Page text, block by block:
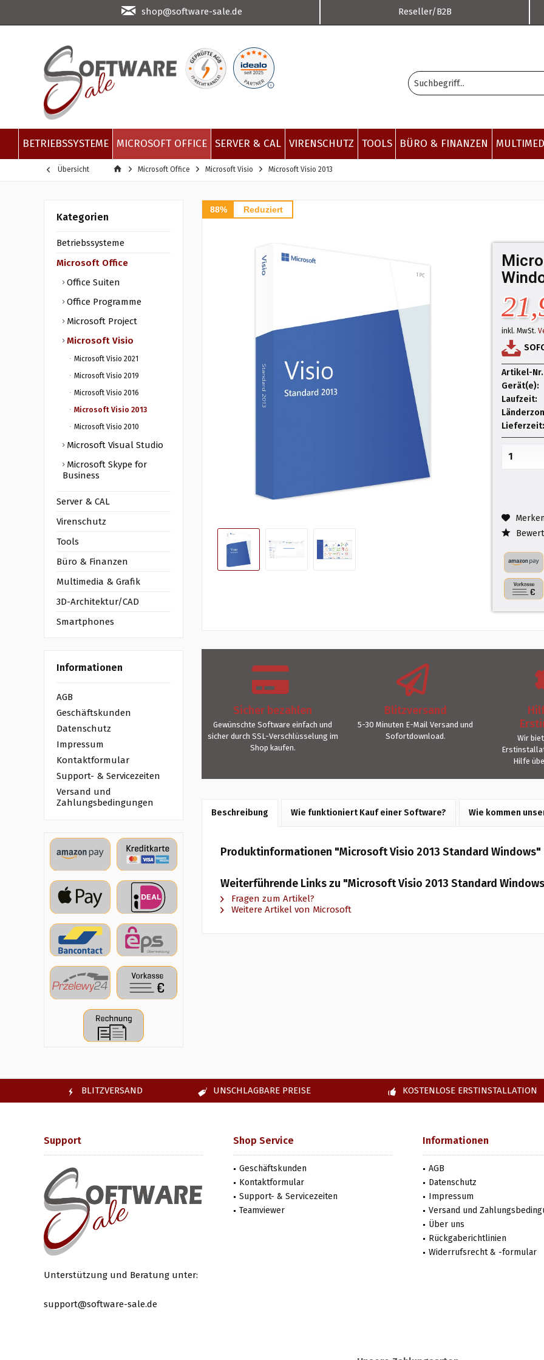
shop@software-sale.de Reseller/B2B
BETRIEBSSYSTEME MICROSOFT OFFICE SERVER & CAL VIRENSCHUTZ TOOLS BÜRO & FINANZEN
Übersicht Microsoft Office Microsoft Visio Microsoft Visio 2013
Kategorien
Betriebssysteme
Microsoft Office
Office Suiten
Office Programme
Microsoft Project
Microsoft Visio
Microsoft Visio 2021
Microsoft Visio 2019
Microsoft Visio 2016
Microsoft Visio 2013
Microsoft Visio 2010
Microsoft Visual Studio
Microsoft Skype for
Business
Server & CAL
Virenschutz
Tools
Büro & Finanzen
Multimedia & Grafik
3D-Architektur/CAD
Smartphones
Informationen
AGB
Geschäftskunden
Datenschutz
Impressum
Kontaktformular
Support- & Servicezeiten
Versand und
Zahlungsbedingungen
88% Reduziert
inkl. MwSt.
Artikel-
Gerät(e):
Laufzeit:
Lieferzeit:
Sicher bezahlen
Gewünschte Software einfach und
sicher durch SSL-Verschlüsselung im
Shop kaufen.
Blitzversand
5-30 Minuten E-Mail Versand und
Sofortdownload.
Wir
Hilfe
Beschreibung Wie funktioniert Kauf einer Software? Wie kommen
Produktinformationen "Microsoft Visio 2013 Standard Windows"
Weiterführende Links zu "Microsoft Visio 2013 Standard
Fragen zum Artikel?
Weitere Artikel von Microsoft
BLITZVERSAND UNSCHLAGBARE PREISE KOSTENLOSE ERSTINSTALLATION
Support
Unterstützung und Beratung unter:
support@software-sale.de
Shop Service
Geschäftskunden
Kontaktformular
Support- & Servicezeiten
Teamviewer
Informationen
AGB
Datenschutz
Impressum
Versand und
Über uns
Rückgaberichtlinien
Widerrufsrecht & -formular